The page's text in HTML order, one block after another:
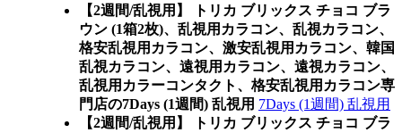
【2週間/乱視用】 トリカ ブリックス チョコ ブラ
ウン (1箱2枚)、乱視用カラコン、乱視カラコン、
格安乱視用カラコン、激安乱視用カラコン、韓国
乱視カラコン、遠視用カラコン、遠視カラコン、
乱視用カラーコンタクト、格安乱視用カラコン専
門店の7Days (1週間) 乱視用 7Days (1週間) 乱視用
【2週間/乱視用】 トリカ ブリックス チョコ ブラ